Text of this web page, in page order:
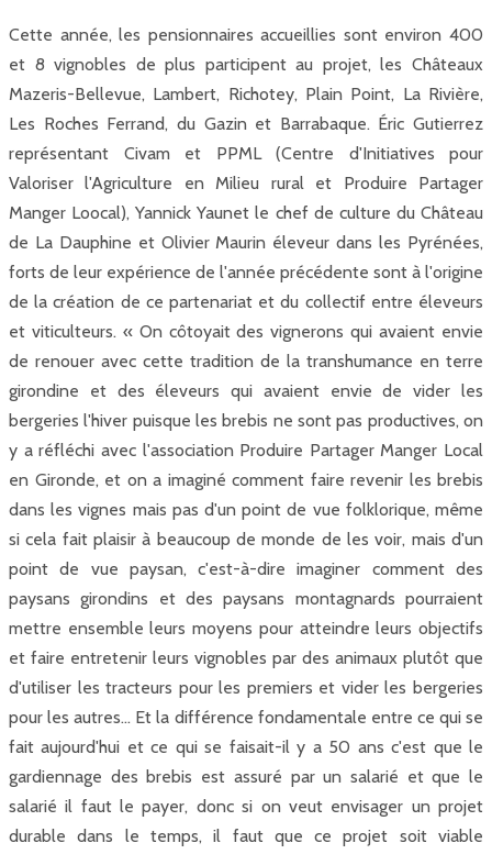
Cette année, les pensionnaires accueillies sont environ 400
et 8 vignobles de plus participent au projet, les Châteaux
Mazeris-Bellevue, Lambert, Richotey, Plain Point, La Rivière,
Les Roches Ferrand, du Gazin et Barrabaque. Éric Gutierrez
représentant Civam et PPML (Centre d'Initiatives pour
Valoriser l'Agriculture en Milieu rural et Produire Partager
Manger Loocal), Yannick Yaunet le chef de culture du Château
de La Dauphine et Olivier Maurin éleveur dans les Pyrénées,
forts de leur expérience de l'année précédente sont à l'origine
de la création de ce partenariat et du collectif entre éleveurs
et viticulteurs. « On côtoyait des vignerons qui avaient envie
de renouer avec cette tradition de la transhumance en terre
girondine et des éleveurs qui avaient envie de vider les
bergeries l'hiver puisque les brebis ne sont pas productives, on
y a réfléchi avec l'association Produire Partager Manger Local
en Gironde, et on a imaginé comment faire revenir les brebis
dans les vignes mais pas d'un point de vue folklorique, même
si cela fait plaisir à beaucoup de monde de les voir, mais d'un
point de vue paysan, c'est-à-dire imaginer comment des
paysans girondins et des paysans montagnards pourraient
mettre ensemble leurs moyens pour atteindre leurs objectifs
et faire entretenir leurs vignobles par des animaux plutôt que
d'utiliser les tracteurs pour les premiers et vider les bergeries
pour les autres… Et la différence fondamentale entre ce qui se
fait aujourd'hui et ce qui se faisait-il y a 50 ans c'est que le
gardiennage des brebis est assuré par un salarié et que le
salarié il faut le payer, donc si on veut envisager un projet
durable dans le temps, il faut que ce projet soit viable